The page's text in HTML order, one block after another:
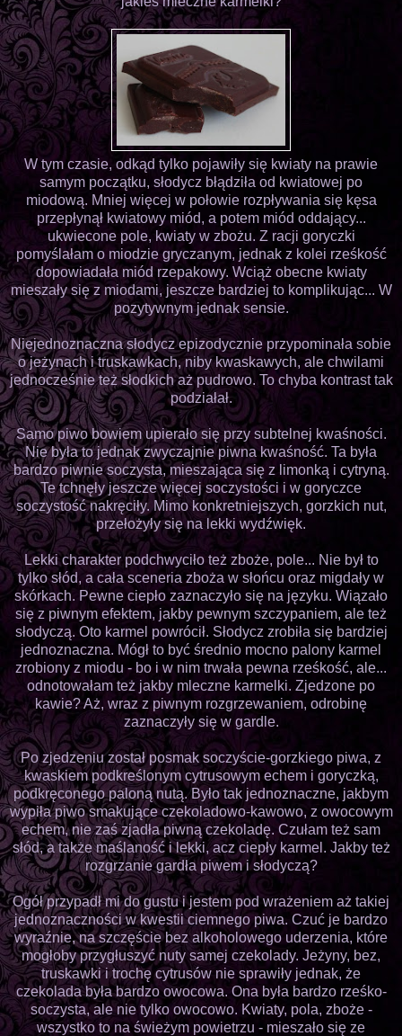
W tym czasie, odkąd tylko pojawiły się kwiaty na prawie
samym początku, słodycz błądziła od kwiatowej po
miodową. Mniej więcej w połowie rozpływania się kęsa
przepłynął kwiatowy miód, a potem miód oddający...
ukwiecone pole, kwiaty w zbożu. Z racji goryczki
pomyślałam o miodzie gryczanym, jednak z kolei rześkość
dopowiadała miód rzepakowy. Wciąż obecne kwiaty
mieszały się z miodami, jeszcze bardziej to komplikując... W
pozytywnym jednak sensie.
Niejednoznaczna słodycz epizodycznie przypominała sobie
o jeżynach i truskawkach, niby kwaskawych, ale chwilami
jednocześnie też słodkich aż pudrowo. To chyba kontrast tak
podziałał.
Samo piwo bowiem upierało się przy subtelnej kwaśności.
Nie była to jednak zwyczajnie piwna kwaśność. Ta była
bardzo piwnie soczysta, mieszająca się z limonką i cytryną.
Te tchnęły jeszcze więcej soczystości i w goryczce
soczystość nakręciły. Mimo konkretniejszych, gorzkich nut,
przełożyły się na lekki wydźwięk.
Lekki charakter podchwyciło też zboże, pole... Nie był to
tylko słód, a cała sceneria zboża w słońcu oraz migdały w
skórkach. Pewne ciepło zaznaczyło się na języku. Wiązało
się z piwnym efektem, jakby pewnym szczypaniem, ale też
słodyczą. Oto karmel powrócił. Słodycz zrobiła się bardziej
jednoznaczna. Mógł to być średnio mocno palony karmel
zrobiony z miodu - bo i w nim trwała pewna rześkość, ale...
odnotowałam też jakby mleczne karmelki. Zjedzone po
kawie? Aż, wraz z piwnym rozgrzewaniem, odrobinę
zaznaczyły się w gardle.
Po zjedzeniu został posmak soczyście-gorzkiego piwa, z
kwaskiem podkreślonym cytrusowym echem i goryczką,
podkręconego paloną nutą. Było tak jednoznaczne, jakbym
wypiła piwo smakujące czekoladowo-kawowo, z owocowym
echem, nie zaś zjadła piwną czekoladę. Czułam też sam
słód, a także maślaność i lekki, acz ciepły karmel. Jakby też
rozgrzanie gardła piwem i słodyczą?
Ogół przypadł mi do gustu i jestem pod wrażeniem aż takiej
jednoznaczności w kwestii ciemnego piwa. Czuć je bardzo
wyraźnie, na szczęście bez alkoholowego uderzenia, które
mogłoby przygłuszyć nuty samej czekolady. Jeżyny, bez,
truskawki i trochę cytrusów nie sprawiły jednak, że
czekolada była bardzo owocowa. Ona była bardzo rześko-
soczysta, ale nie tylko owocowo. Kwiaty, pola, zboże -
wszystko to na świeżym powietrzu - mieszało się ze